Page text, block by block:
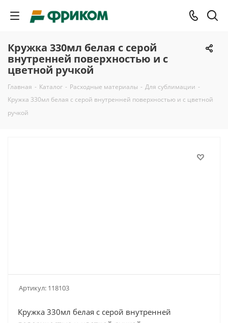
Кружка 330мл белая с серой
внутренней поверхностью и с
цветной ручкой
Главная - Каталог - Расходные материалы - Для сублимации -
Кружка 330мл белая с серой внутренней поверхностью и с цветной
ручкой
Артикул: 118103
Кружка 330мл белая с серой внутренней